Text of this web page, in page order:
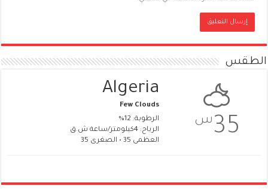
الطقس
35 س
Algeria
Few Clouds
الرطوبة: 12%
الرياح: 4كيلومتر/ساعة ش.ق
العظمى 35 • الصغرى 35